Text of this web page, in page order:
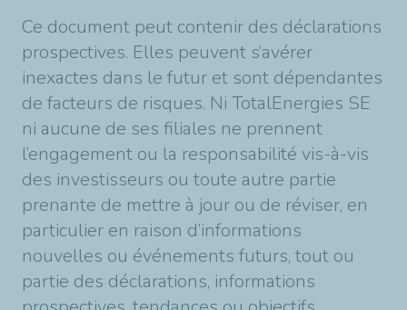
Ce document peut contenir des déclarations
prospectives. Elles peuvent s’avérer
inexactes dans le futur et sont dépendantes
de facteurs de risques. Ni TotalEnergies SE
ni aucune de ses filiales ne prennent
l’engagement ou la responsabilité vis-à-vis
des investisseurs ou toute autre partie
prenante de mettre à jour ou de réviser, en
particulier en raison d’informations
nouvelles ou événements futurs, tout ou
partie des déclarations, informations